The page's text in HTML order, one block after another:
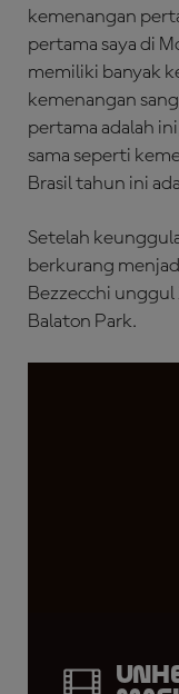
kemenangan
pertama saya di
memiliki banyak
kemenangan
pertama adalah
sama seperti
Brasil tahun ini
Setelah
berkurang
Bezzecchi unggul
Balaton Park.